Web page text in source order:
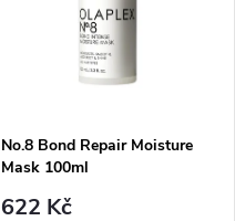
No.8 Bond Repair Moisture
Mask 100ml
622 Kč